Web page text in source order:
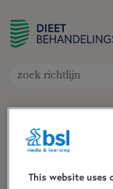
Doelgroep:
Auteur(s):E. Schuijt-
This website uses